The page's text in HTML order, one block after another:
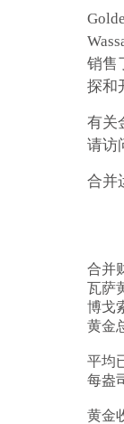
销售
探和
有关
请访
合并
合并
瓦萨
博戈
黄金
平均
每盎
黄金